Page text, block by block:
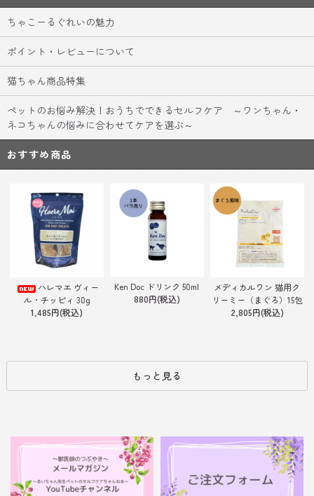
ちゃこーるぐれいの魅力
ポイント・レビューについて
猫ちゃん商品特集
ペットのお悩み解決！おうちでできるセルフケア ～ワンちゃん・
ネコちゃんの悩みに合わせてケアを選ぶ～
おすすめ商品
ハレマエ ヴィー
ル・チッピィ 30g
1,485円(税込)
Ken Doc ドリンク 50ml
880円(税込)
メディカルワン 猫用ク
リーミー（まぐろ）15包
2,805円(税込)
もっと見る